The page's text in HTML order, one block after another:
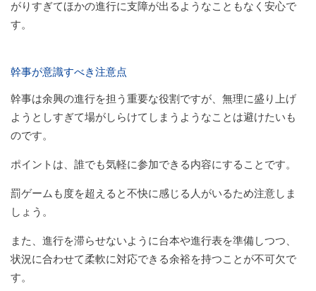
がりすぎてほかの進行に支障が出るようなこともなく安心で
す。
幹事が意識すべき注意点
幹事は余興の進行を担う重要な役割ですが、無理に盛り上げ
ようとしすぎて場がしらけてしまうようなことは避けたいも
のです。
ポイントは、誰でも気軽に参加できる内容にすることです。
罰ゲームも度を超えると不快に感じる人がいるため注意しま
しょう。
また、進行を滞らせないように台本や進行表を準備しつつ、
状況に合わせて柔軟に対応できる余裕を持つことが不可欠で
す。